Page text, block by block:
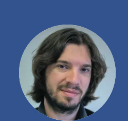
Agrandir